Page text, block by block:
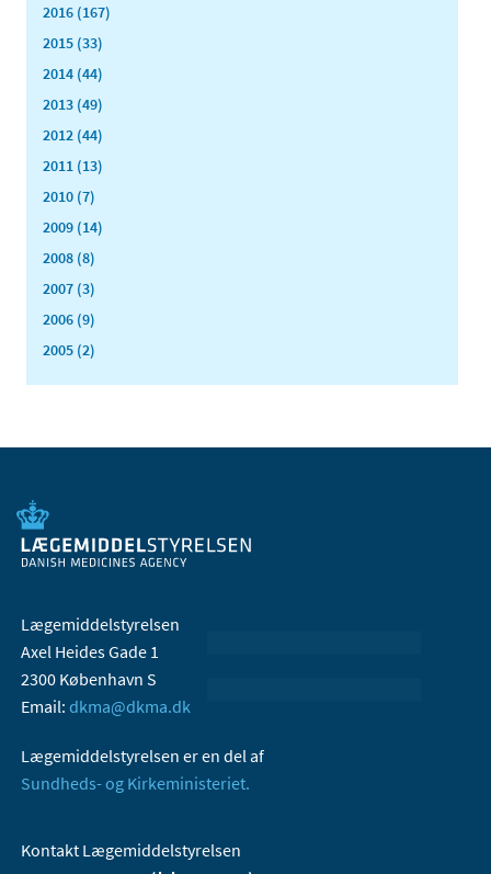
2016 (167)
2015 (33)
2014 (44)
2013 (49)
2012 (44)
2011 (13)
2010 (7)
2009 (14)
2008 (8)
2007 (3)
2006 (9)
2005 (2)
Lægemiddelstyrelsen
Axel Heides Gade 1
2300 København S
Email: dkma@dkma.dk
Lægemiddelstyrelsen er en del af
Sundheds- og Kirkeministeriet.
Kontakt Lægemiddelstyrelsen